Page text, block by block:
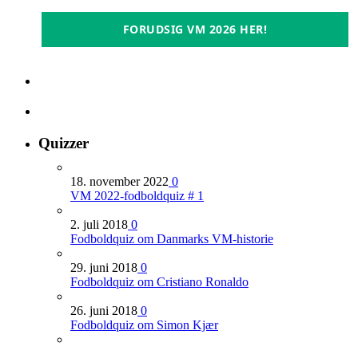
FORUDSIG VM 2026 HER!
Quizzer
18. november 2022 0
VM 2022-fodboldquiz # 1
2. juli 2018 0
Fodboldquiz om Danmarks VM-historie
29. juni 2018 0
Fodboldquiz om Cristiano Ronaldo
26. juni 2018 0
Fodboldquiz om Simon Kjær